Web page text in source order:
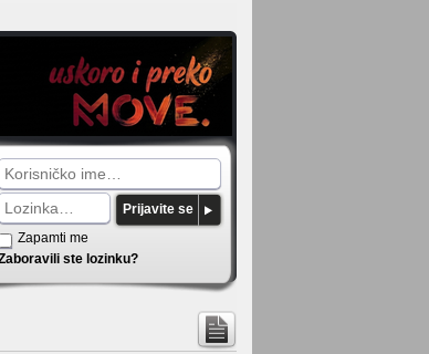
Prijavite se
Zapamti me
ste lozinku?